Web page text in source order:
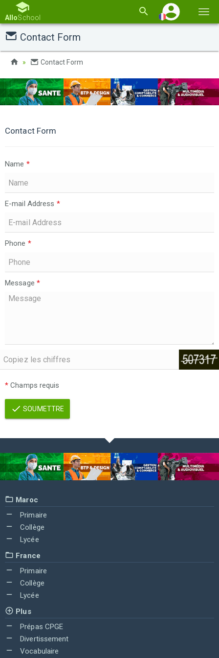
la
AlloSchool
Contact Form
Contact Form
Contact Form
Name *
E-mail Address *
Phone *
Message *
* Champs requis
SOUMETTRE
Maroc
Primaire
Collège
Lycée
France
Primaire
Collège
Lycée
Plus
Prépas CPGE
Divertissement
Vocabulaire